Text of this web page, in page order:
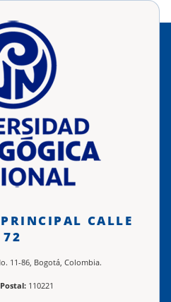
CALLE
72
11-86, Bogotá, Colombia.
110221